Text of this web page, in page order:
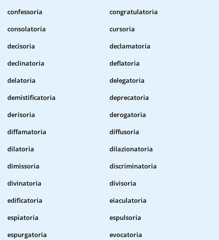
confessoria
congratulatoria
consolatoria
cursoria
decisoria
declamatoria
declinatoria
deflatoria
delatoria
delegatoria
demistificatoria
deprecatoria
derisoria
derogatoria
diffamatoria
diffusoria
dilatoria
dilazionatoria
dimissoria
discriminatoria
divinatoria
divisoria
edificatoria
eiaculatoria
espiatoria
espulsoria
espurgatoria
evocatoria